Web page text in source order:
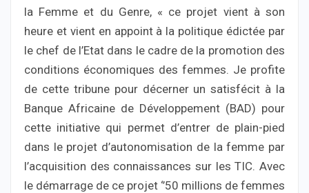
la Femme et du Genre, « ce projet vient à son
heure et vient en appoint à la politique édictée par
le chef de l’Etat dans le cadre de la promotion des
conditions économiques des femmes. Je profite
de cette tribune pour décerner un satisfécit à la
Banque Africaine de Développement (BAD) pour
cette initiative qui permet d’entrer de plain-pied
dans le projet d’autonomisation de la femme par
l’acquisition des connaissances sur les TIC. Avec
le démarrage de ce projet ‘’50 millions de femmes